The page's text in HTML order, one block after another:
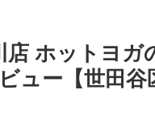
店 ホットヨガ
ュー【世田谷